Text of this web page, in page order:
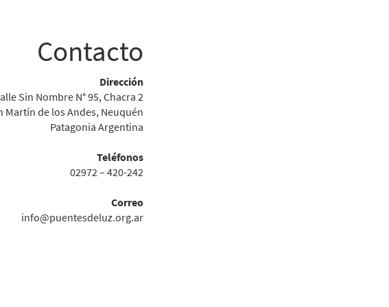
Contacto
Dirección
Sin Nombre N° 95, Chacra 2
Martín de los Andes, Neuquén
Patagonia Argentina
Teléfonos
02972 – 420-242
Correo
info@puentesdeluz.org.ar